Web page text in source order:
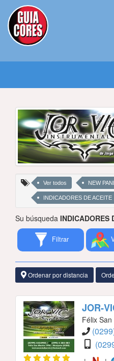
Ver todos NEW
INDICADORES DE ACEITE
Su búsqueda INDICADORES
Filtrar
Ordenar por distancia
JOR-
Félix